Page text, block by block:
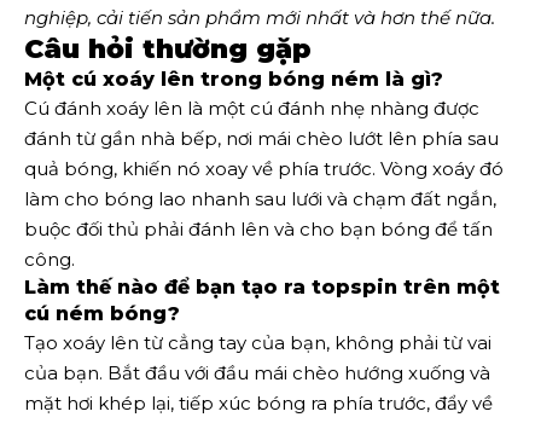
nghiệp, cải tiến sản phẩm mới nhất và hơn thế nữa.
Câu hỏi thường gặp
Một cú xoáy lên trong bóng ném là gì?
Cú đánh xoáy lên là một cú đánh nhẹ nhàng được
đánh từ gần nhà bếp, nơi mái chèo lướt lên phía sau
quả bóng, khiến nó xoay về phía trước. Vòng xoáy đó
làm cho bóng lao nhanh sau lưới và chạm đất ngắn,
buộc đối thủ phải đánh lên và cho bạn bóng để tấn
công.
Làm thế nào để bạn tạo ra topspin trên một
cú ném bóng?
Tạo xoáy lên từ cẳng tay của bạn, không phải từ vai
của bạn. Bắt đầu với đầu mái chèo hướng xuống và
mặt hơi khép lại, tiếp xúc bóng ra phía trước, đẩy về